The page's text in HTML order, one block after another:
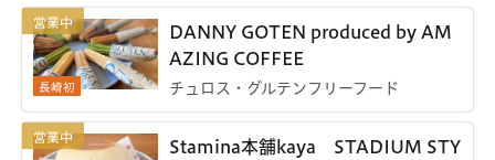
長崎初
DANNY GOTEN produced by AM
AZING COFFEE
チュロス・グルテンフリーフード
Stamina本舗kaya STADIUM STY